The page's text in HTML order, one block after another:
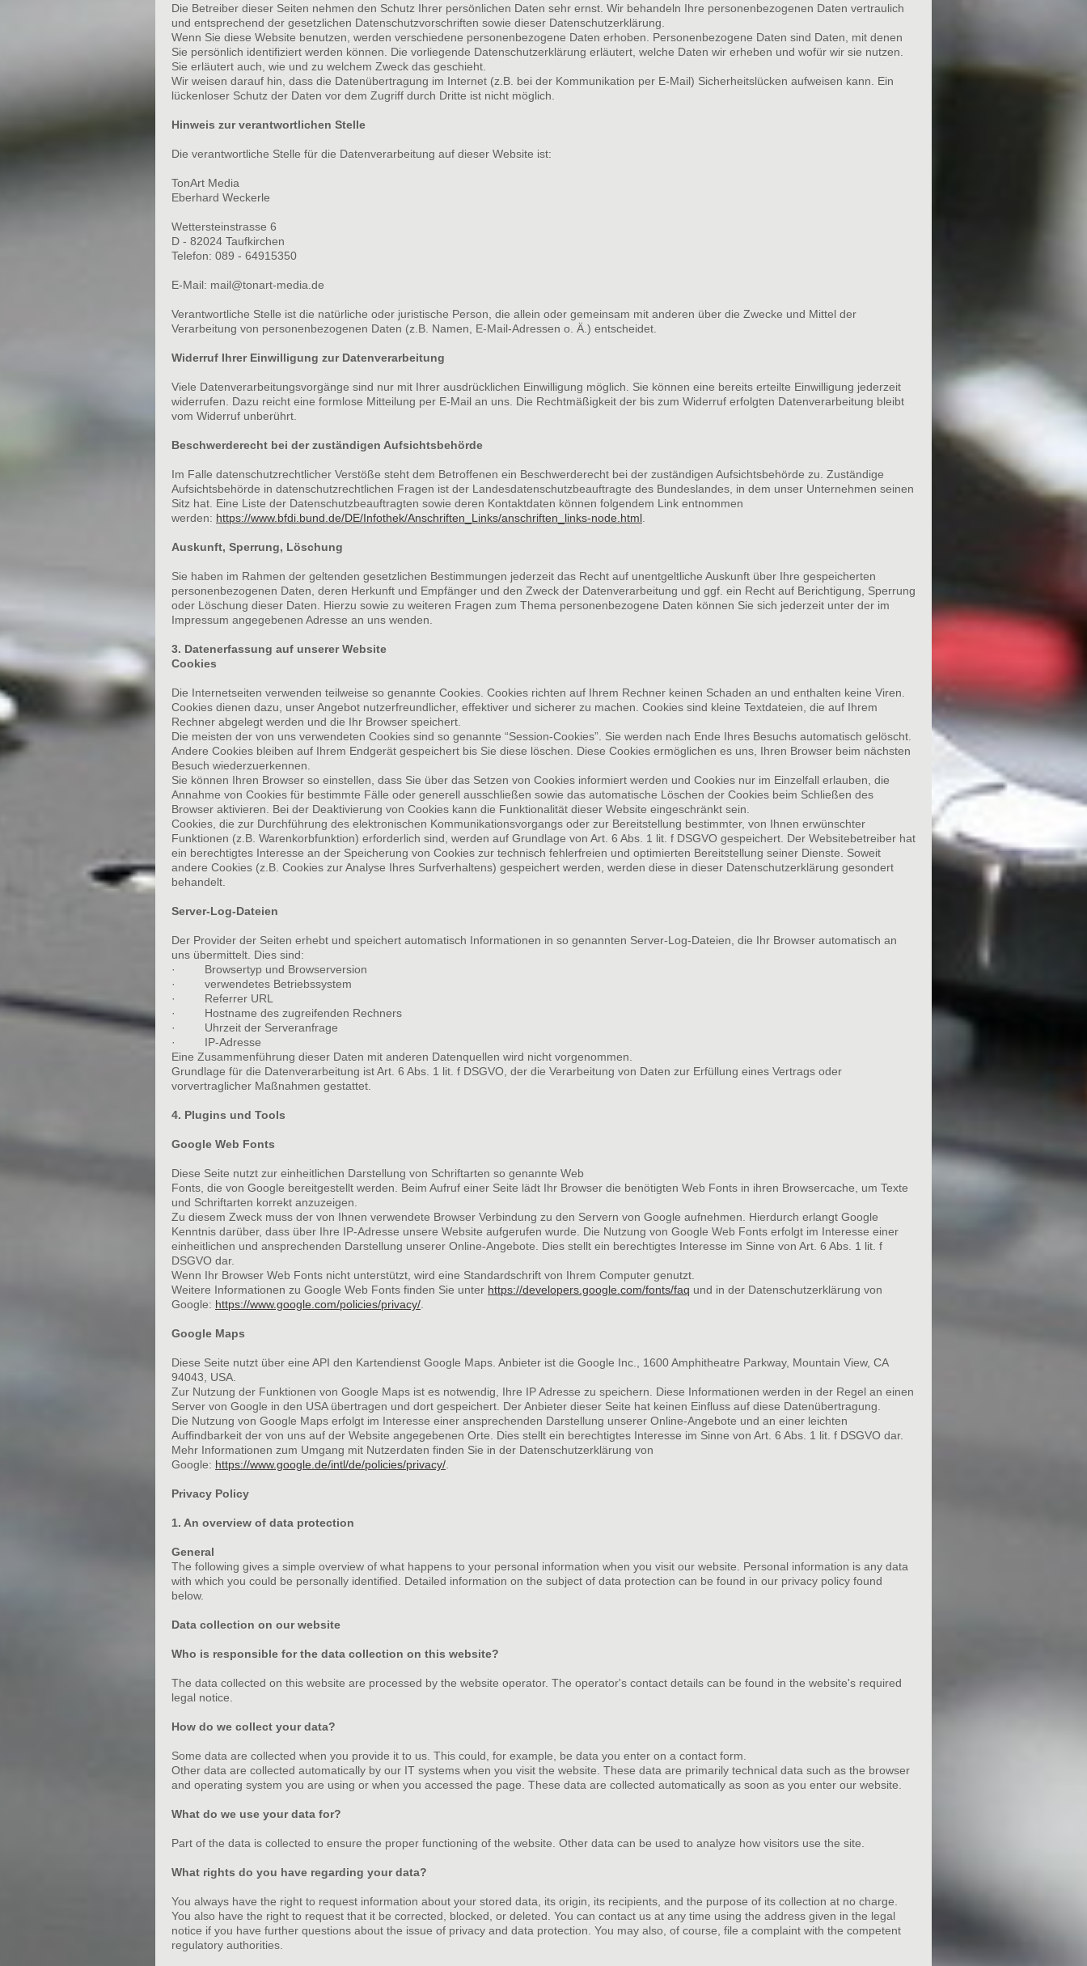
Die Betreiber dieser Seiten nehmen den Schutz Ihrer persönlichen Daten sehr ernst. Wir behandeln Ihre personenbezogenen Daten vertraulich
und entsprechend der gesetzlichen Datenschutzvorschriften sowie dieser Datenschutzerklärung.
Wenn Sie diese Website benutzen, werden verschiedene personenbezogene Daten erhoben. Personenbezogene Daten sind Daten, mit denen
Sie persönlich identifiziert werden können. Die vorliegende Datenschutzerklärung erläutert, welche Daten wir erheben und wofür wir sie nutzen.
Sie erläutert auch, wie und zu welchem Zweck das geschieht.
Wir weisen darauf hin, dass die Datenübertragung im Internet (z.B. bei der Kommunikation per E-Mail) Sicherheitslücken aufweisen kann. Ein
lückenloser Schutz der Daten vor dem Zugriff durch Dritte ist nicht möglich.
Hinweis zur verantwortlichen Stelle
Die verantwortliche Stelle für die Datenverarbeitung auf dieser Website ist:
TonArt Media
Eberhard Weckerle
Wettersteinstrasse 6
D - 82024 Taufkirchen
Telefon: 089 - 64915350
E-Mail: mail@tonart-media.de
Verantwortliche Stelle ist die natürliche oder juristische Person, die allein oder gemeinsam mit anderen über die Zwecke und Mittel der
Verarbeitung von personenbezogenen Daten (z.B. Namen, E-Mail-Adressen o. Ä.) entscheidet.
Widerruf Ihrer Einwilligung zur Datenverarbeitung
Viele Datenverarbeitungsvorgänge sind nur mit Ihrer ausdrücklichen Einwilligung möglich. Sie können eine bereits erteilte Einwilligung jederzeit
widerrufen. Dazu reicht eine formlose Mitteilung per E-Mail an uns. Die Rechtmäßigkeit der bis zum Widerruf erfolgten Datenverarbeitung bleibt
vom Widerruf unberührt.
Beschwerderecht bei der zuständigen Aufsichtsbehörde
Im Falle datenschutzrechtlicher Verstöße steht dem Betroffenen ein Beschwerderecht bei der zuständigen Aufsichtsbehörde zu. Zuständige
Aufsichtsbehörde in datenschutzrechtlichen Fragen ist der Landesdatenschutzbeauftragte des Bundeslandes, in dem unser Unternehmen seinen
Sitz hat. Eine Liste der Datenschutzbeauftragten sowie deren Kontaktdaten können folgendem Link entnommen
werden: https://www.bfdi.bund.de/DE/Infothek/Anschriften_Links/anschriften_links-node.html
Auskunft, Sperrung, Löschung
Sie haben im Rahmen der geltenden gesetzlichen Bestimmungen jederzeit das Recht auf unentgeltliche Auskunft über Ihre gespeicherten
personenbezogenen Daten, deren Herkunft und Empfänger und den Zweck der Datenverarbeitung und ggf. ein Recht auf Berichtigung, Sperrung
oder Löschung dieser Daten. Hierzu sowie zu weiteren Fragen zum Thema personenbezogene Daten können Sie sich jederzeit unter der im
Impressum angegebenen Adresse an uns wenden.
3. Datenerfassung auf unserer Website
Cookies
Die Internetseiten verwenden teilweise so genannte Cookies. Cookies richten auf Ihrem Rechner keinen Schaden an und enthalten keine Viren.
Cookies dienen dazu, unser Angebot nutzerfreundlicher, effektiver und sicherer zu machen. Cookies sind kleine Textdateien, die auf Ihrem
Rechner abgelegt werden und die Ihr Browser speichert.
Die meisten der von uns verwendeten Cookies sind so genannte “Session-Cookies”. Sie werden nach Ende Ihres Besuchs automatisch gelöscht.
Andere Cookies bleiben auf Ihrem Endgerät gespeichert bis Sie diese löschen. Diese Cookies ermöglichen es uns, Ihren Browser beim nächsten
Besuch wiederzuerkennen.
Sie können Ihren Browser so einstellen, dass Sie über das Setzen von Cookies informiert werden und Cookies nur im Einzelfall erlauben, die
Annahme von Cookies für bestimmte Fälle oder generell ausschließen sowie das automatische Löschen der Cookies beim Schließen des
Browser aktivieren. Bei der Deaktivierung von Cookies kann die Funktionalität dieser Website eingeschränkt sein.
Cookies, die zur Durchführung des elektronischen Kommunikationsvorgangs oder zur Bereitstellung bestimmter, von Ihnen erwünschter
Funktionen (z.B. Warenkorbfunktion) erforderlich sind, werden auf Grundlage von Art. 6 Abs. 1 lit. f DSGVO gespeichert. Der Websitebetreiber hat
ein berechtigtes Interesse an der Speicherung von Cookies zur technisch fehlerfreien und optimierten Bereitstellung seiner Dienste. Soweit
andere Cookies (z.B. Cookies zur Analyse Ihres Surfverhaltens) gespeichert werden, werden diese in dieser Datenschutzerklärung gesondert
behandelt.
Server-Log-Dateien
Der Provider der Seiten erhebt und speichert automatisch Informationen in so genannten Server-Log-Dateien, die Ihr Browser automatisch an
uns übermittelt. Dies sind:
· Browsertyp und Browserversion
· verwendetes Betriebssystem
· Referrer URL
· Hostname des zugreifenden Rechners
· Uhrzeit der Serveranfrage
· IP-Adresse
Eine Zusammenführung dieser Daten mit anderen Datenquellen wird nicht vorgenommen.
Grundlage für die Datenverarbeitung ist Art. 6 Abs. 1 lit. f DSGVO, der die Verarbeitung von Daten zur Erfüllung eines Vertrags oder
vorvertraglicher Maßnahmen gestattet.
4. Plugins und Tools
Google Web Fonts
Diese Seite nutzt zur einheitlichen Darstellung von Schriftarten so genannte Web
Fonts, die von Google bereitgestellt werden. Beim Aufruf einer Seite lädt Ihr Browser die benötigten Web Fonts in ihren Browsercache, um Texte
und Schriftarten korrekt anzuzeigen.
Zu diesem Zweck muss der von Ihnen verwendete Browser Verbindung zu den Servern von Google aufnehmen. Hierdurch erlangt Google
Kenntnis darüber, dass über Ihre IP-Adresse unsere Website aufgerufen wurde. Die Nutzung von Google Web Fonts erfolgt im Interesse einer
einheitlichen und ansprechenden Darstellung unserer Online-Angebote. Dies stellt ein berechtigtes Interesse im Sinne von Art. 6 Abs. 1 lit. f
DSGVO dar.
Wenn Ihr Browser Web Fonts nicht unterstützt, wird eine Standardschrift von Ihrem Computer genutzt.
Weitere Informationen zu Google Web Fonts finden Sie unter https://developers.google.com/fonts/faq und in der Datenschutzerklärung von
Google: https://www.google.com/policies/privacy/
Google Maps
Diese Seite nutzt über eine API den Kartendienst Google Maps. Anbieter ist die Google Inc., 1600 Amphitheatre Parkway, Mountain View, CA
94043, USA.
Zur Nutzung der Funktionen von Google Maps ist es notwendig, Ihre IP Adresse zu speichern. Diese Informationen werden in der Regel an einen
Server von Google in den USA übertragen und dort gespeichert. Der Anbieter dieser Seite hat keinen Einfluss auf diese Datenübertragung.
Die Nutzung von Google Maps erfolgt im Interesse einer ansprechenden Darstellung unserer Online-Angebote und an einer leichten
Auffindbarkeit der von uns auf der Website angegebenen Orte. Dies stellt ein berechtigtes Interesse im Sinne von Art. 6 Abs. 1 lit. f DSGVO dar.
Mehr Informationen zum Umgang mit Nutzerdaten finden Sie in der Datenschutzerklärung von
Google: https://www.google.de/intl/de/policies/privacy/
Privacy Policy
1. An overview of data protection
General
The following gives a simple overview of what happens to your personal information when you visit our website. Personal information is any data
with which you could be personally identified. Detailed information on the subject of data protection can be found in our privacy policy found
below.
Data collection on our website
Who is responsible for the data collection on this website?
The data collected on this website are processed by the website operator. The operator's contact details can be found in the website's required
legal notice.
How do we collect your data?
Some data are collected when you provide it to us. This could, for example, be data you enter on a contact form.
Other data are collected automatically by our IT systems when you visit the website. These data are primarily technical data such as the browser
and operating system you are using or when you accessed the page. These data are collected automatically as soon as you enter our website.
What do we use your data for?
Part of the data is collected to ensure the proper functioning of the website. Other data can be used to analyze how visitors use the site.
What rights do you have regarding your data?
You always have the right to request information about your stored data, its origin, its recipients, and the purpose of its collection at no charge.
You also have the right to request that it be corrected, blocked, or deleted. You can contact us at any time using the address given in the legal
notice if you have further questions about the issue of privacy and data protection. You may also, of course, file a complaint with the competent
regulatory authorities.